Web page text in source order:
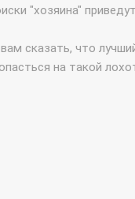
"хозяина"
сказать, что
на такой